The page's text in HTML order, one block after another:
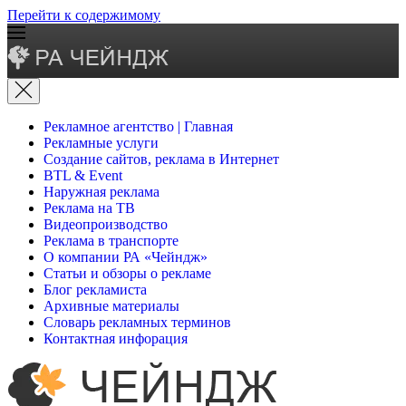
Перейти к содержимому
Рекламное агентство | Главная
Рекламные услуги
Создание сайтов, реклама в Интернет
BTL & Event
Наружная реклама
Реклама на ТВ
Видеопроизводство
Реклама в транспорте
О компании РА «Чейндж»
Статьи и обзоры о рекламе
Блог рекламиста
Архивные материалы
Словарь рекламных терминов
Контактная инфорация